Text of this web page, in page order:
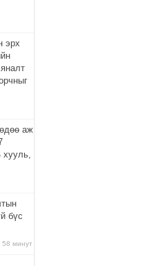
эрх
аж
хууль,
бүс
минут